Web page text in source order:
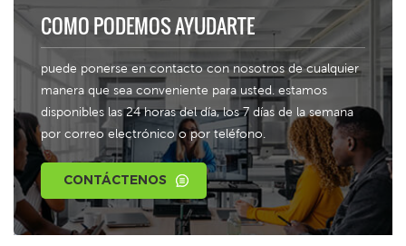
COMO PODEMOS AYUDARTE
puede ponerse en contacto con nosotros de cualquier
manera que sea conveniente para usted. estamos
disponibles las 24 horas del día, los 7 días de la semana
por correo electrónico o por teléfono.
CONTÁCTENOS